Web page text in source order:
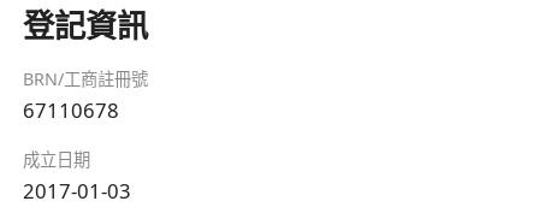
登記資訊
BRN/工商註冊號
67110678
成立日期
2017-01-03